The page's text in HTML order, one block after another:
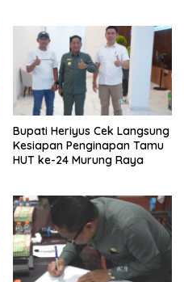
Bupati Heriyus Cek Langsung
Kesiapan Penginapan Tamu
HUT ke-24 Murung Raya